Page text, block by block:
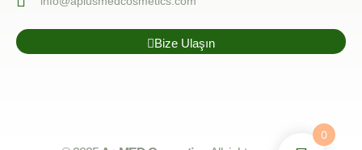
Bize Ulaşın
0